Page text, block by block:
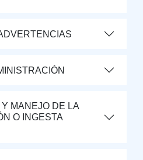
MANEJO DE LA
O INGESTA